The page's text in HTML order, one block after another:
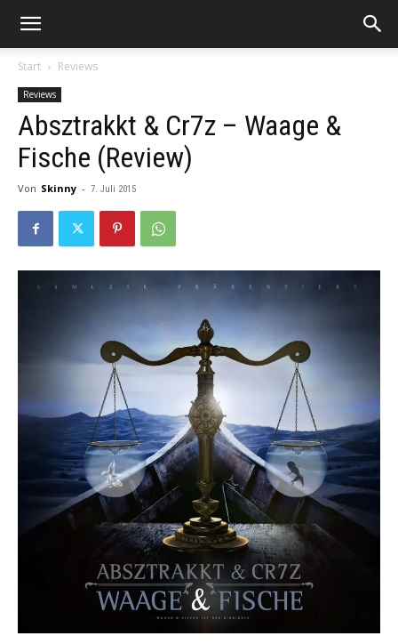
Start Reviews
Reviews
Absztrakkt & Cr7z – Waage &
Fische (Review)
Von Skinny - 7. Juli 2015